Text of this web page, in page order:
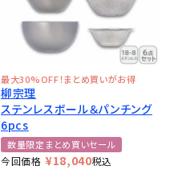
最大30%OFF！まとめ買いがお得
柳宗理
ステンレスボール＆パンチング
6pcs
数量限定まとめ買いセール
今回価格 ¥18,040税込